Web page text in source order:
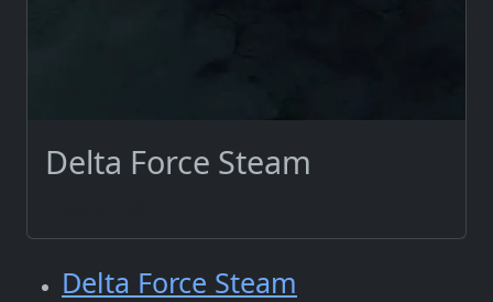
Delta Force Steam
Delta Force Steam